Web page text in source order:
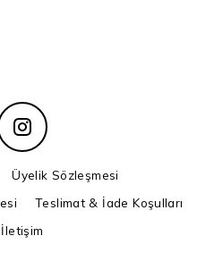
Üyelik Sözleşmesi
Teslimat & İade Koşulları
İletişim